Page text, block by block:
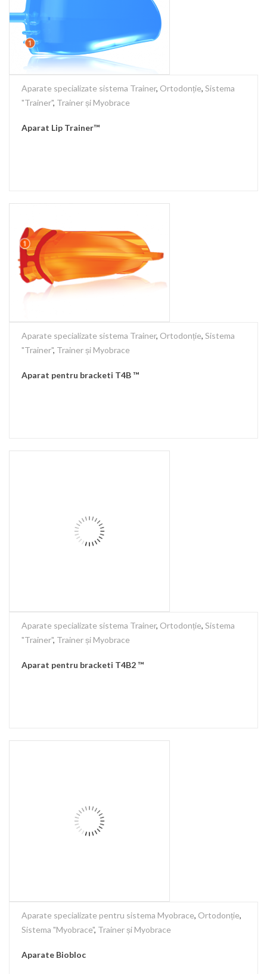
Aparate specializate sistema Trainer, Ortodonție, Sistema
"Trainer", Trainer și Myobrace
Aparat Lip Trainer™
Aparate specializate sistema Trainer, Ortodonție, Sistema
"Trainer", Trainer și Myobrace
Aparat pentru bracketi T4B ™
Aparate specializate sistema Trainer, Ortodonție, Sistema
"Trainer", Trainer și Myobrace
Aparat pentru bracketi T4B2 ™
Aparate specializate pentru sistema Myobrace, Ortodonție,
Sistema "Myobrace", Trainer și Myobrace
Aparate Biobloc